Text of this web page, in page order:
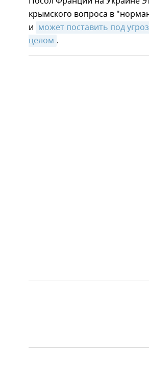
крымского вопроса в
и может поставить под
целом .